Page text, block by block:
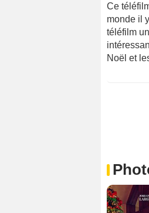
Ce
monde il
téléfilm
Noël et